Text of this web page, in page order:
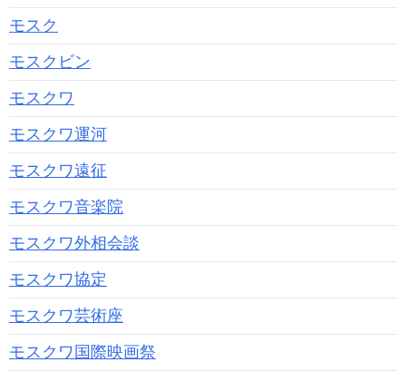
モスク
モスクビン
モスクワ
モスクワ運河
モスクワ遠征
モスクワ音楽院
モスクワ外相会談
モスクワ協定
モスクワ芸術座
モスクワ国際映画祭